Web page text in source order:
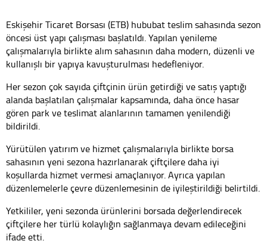
Eskişehir Ticaret Borsası (ETB) hububat teslim sahasında sezon
öncesi üst yapı çalışması başlatıldı. Yapılan yenileme
çalışmalarıyla birlikte alım sahasının daha modern, düzenli ve
kullanışlı bir yapıya kavuşturulması hedefleniyor.
Her sezon çok sayıda çiftçinin ürün getirdiği ve satış yaptığı
alanda başlatılan çalışmalar kapsamında, daha önce hasar
gören park ve teslimat alanlarının tamamen yenilendiği
bildirildi.
Yürütülen yatırım ve hizmet çalışmalarıyla birlikte borsa
sahasının yeni sezona hazırlanarak çiftçilere daha iyi
koşullarda hizmet vermesi amaçlanıyor. Ayrıca yapılan
düzenlemelerle çevre düzenlemesinin de iyileştirildiği belirtildi.
Yetkililer, yeni sezonda ürünlerini borsada değerlendirecek
çiftçilere her türlü kolaylığın sağlanmaya devam edileceğini
ifade etti.